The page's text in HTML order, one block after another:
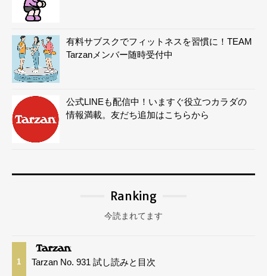
有料サブスクでフィットネスを習慣に！TEAM
Tarzanメンバー随時受付中
公式LINEも配信中！いますぐ役立つカラダの
情報満載。友だち追加はこちらから
Ranking
今読まれてます
1 Tarzan No. 931 試し読みと目次